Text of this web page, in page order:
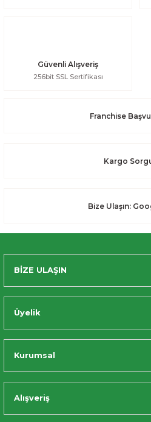
Güvenli Alışveriş
256bit SSL Sertifikası
Franchise
Kargo
Bize Ulaşın:
BİZE ULAŞIN
Üyelik
Kurumsal
Alışveriş